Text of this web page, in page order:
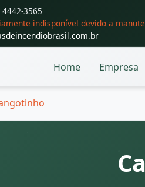
3565
indisponível devido a
Home Empresa